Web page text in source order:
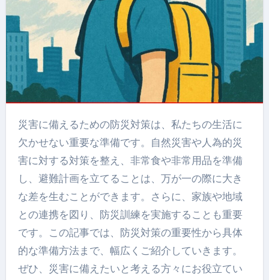
災害に備えるための防災対策は、私たちの生活に
欠かせない重要な準備です。自然災害や人為的災
害に対する対策を整え、非常食や非常用品を準備
し、避難計画を立てることは、万が一の際に大き
な差を生むことができます。さらに、家族や地域
との連携を図り、防災訓練を実施することも重要
です。この記事では、防災対策の重要性から具体
的な準備方法まで、幅広くご紹介していきます。
ぜひ、災害に備えたいと考える方々にお役立てい